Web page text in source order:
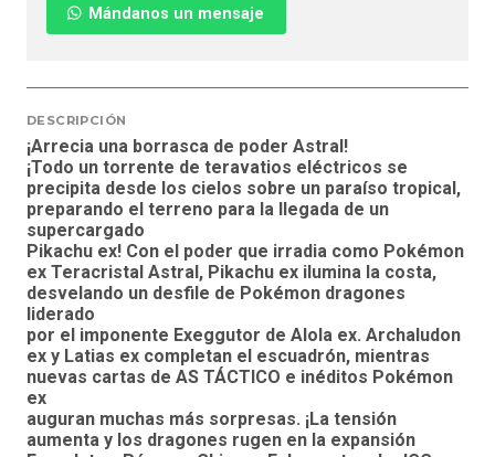
Mándanos un mensaje
DESCRIPCIÓN
¡Arrecia una borrasca de poder Astral!
¡Todo un torrente de teravatios eléctricos se
precipita desde los cielos sobre un paraíso tropical,
preparando el terreno para la llegada de un
supercargado
Pikachu ex! Con el poder que irradia como Pokémon
ex Teracristal Astral, Pikachu ex ilumina la costa,
desvelando un desfile de Pokémon dragones
liderado
por el imponente Exeggutor de Alola ex. Archaludon
ex y Latias ex completan el escuadrón, mientras
nuevas cartas de AS TÁCTICO e inéditos Pokémon
ex
auguran muchas más sorpresas. ¡La tensión
aumenta y los dragones rugen en la expansión